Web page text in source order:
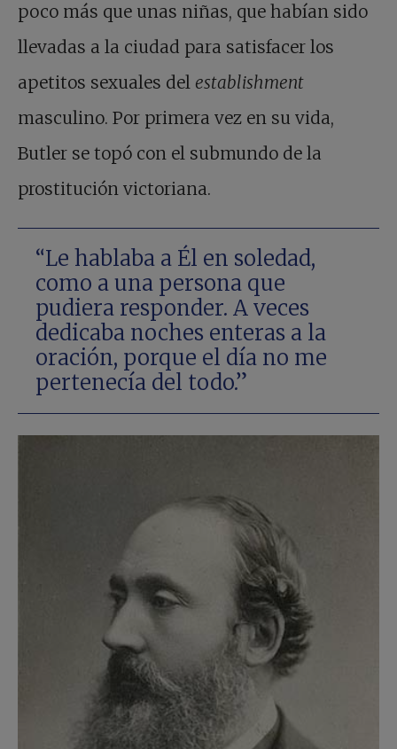
poco más que unas niñas, que habían sido
llevadas a la ciudad para satisfacer los
apetitos sexuales del establishment
masculino. Por primera vez en su vida,
Butler se topó con el submundo de la
prostitución victoriana.
“Le hablaba a Él en soledad,
como a una persona que
pudiera responder. A veces
dedicaba noches enteras a la
oración, porque el día no me
pertenecía del todo.”